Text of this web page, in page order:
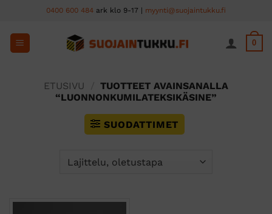
content
0400 600 484 ark klo 9-17 | myynti@suojaintukku.fi
0
ETUSIVU
TUOTTEET AVAINSANALLA
“LUONNONKUMILATEKSIKÄSINE”
SUODATTIMET